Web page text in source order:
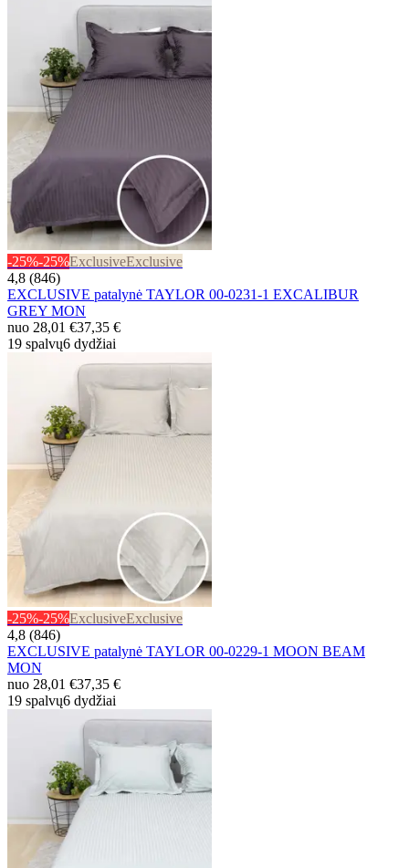
-25%-25%ExclusiveExclusive
4,8 (846)
EXCLUSIVE patalynė TAYLOR 00-0231-1 EXCALIBUR
GREY MON
nuo 28,01 €37,35 €
19 spalvų6 dydžiai
-25%-25%ExclusiveExclusive
4,8 (846)
EXCLUSIVE patalynė TAYLOR 00-0229-1 MOON BEAM
MON
nuo 28,01 €37,35 €
19 spalvų6 dydžiai